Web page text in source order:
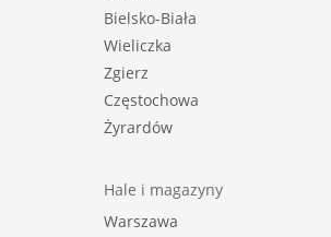
Bielsko-Biała
Wieliczka
Zgierz
Częstochowa
Żyrardów
Hale i magazyny
Warszawa